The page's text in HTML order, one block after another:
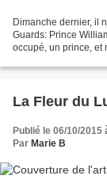
Dimanche dernier, il
Guards: Prince
occupé, un prince, et
La Fleur du
Publié le 06/10/2015
Par Marie B